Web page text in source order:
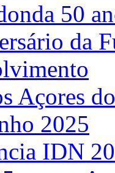
50
da
Açores
2025
IDN